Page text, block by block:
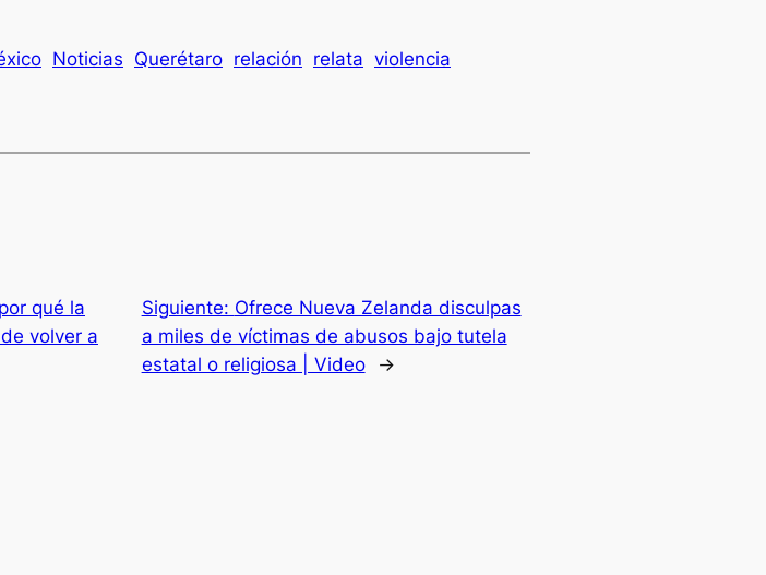
Noticias Querétaro relación relata violencia
qué la
volver a
Siguiente: Ofrece Nueva Zelanda disculpas
a miles de víctimas de abusos bajo tutela
estatal o religiosa | Video
→